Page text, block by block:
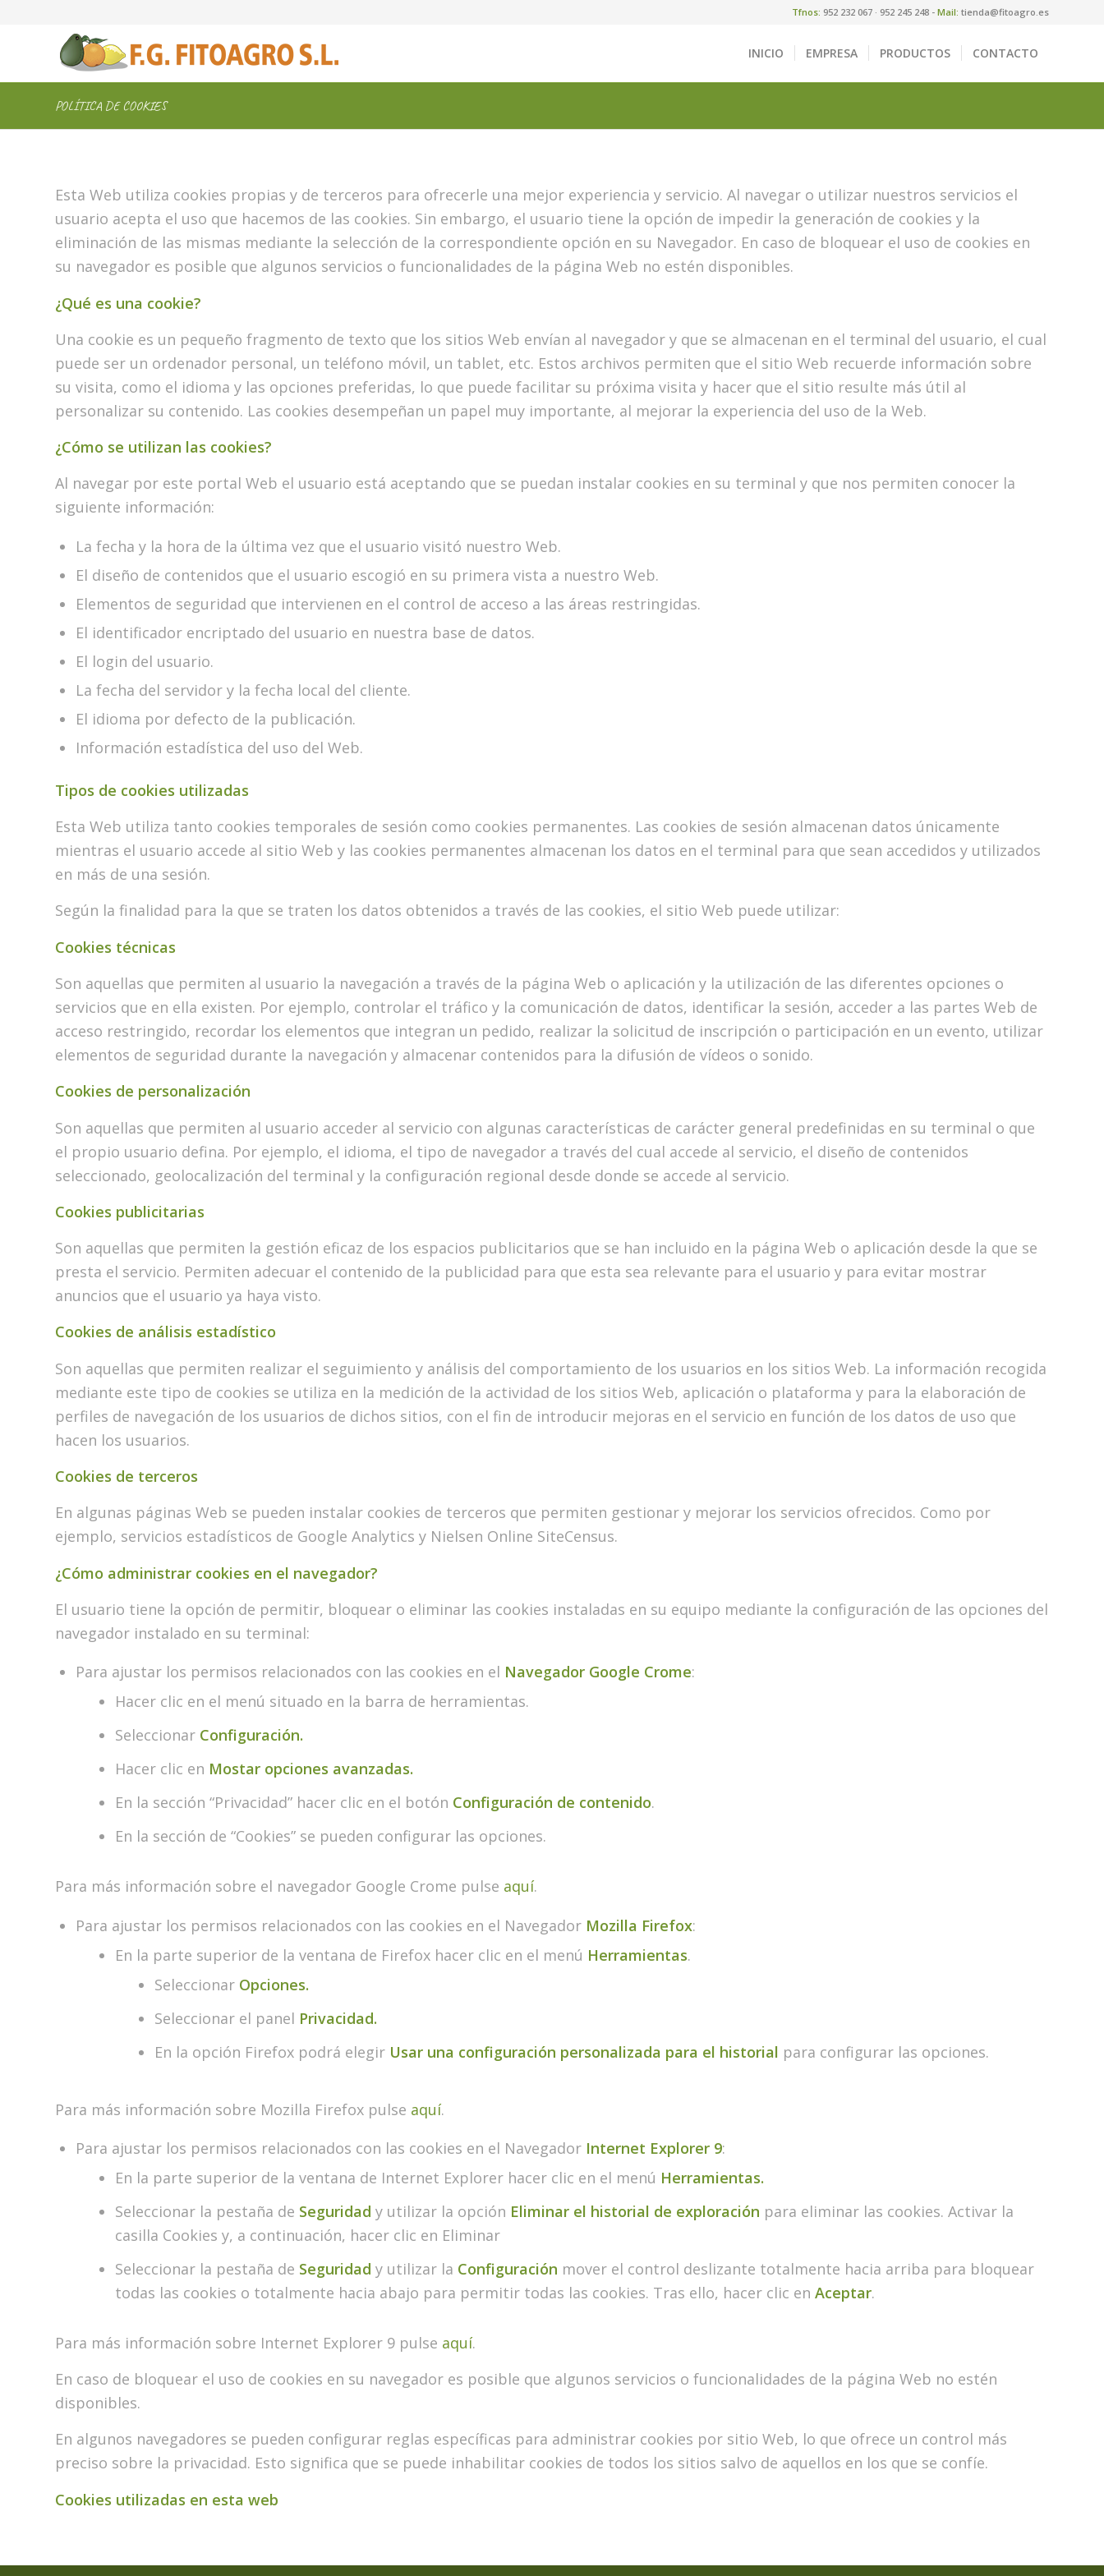
Tfnos: 952 232 067 · 952 245 248 - Mail: tienda@fitoagro.es
INICIO EMPRESA PRODUCTOS CONTACTO
POLÍTICA DE COOKIES
Esta Web utiliza cookies propias y de terceros para ofrecerle una mejor experiencia y servicio. Al navegar o utilizar nuestros servicios el
usuario acepta el uso que hacemos de las cookies. Sin embargo, el usuario tiene la opción de impedir la generación de cookies y la
eliminación de las mismas mediante la selección de la correspondiente opción en su Navegador. En caso de bloquear el uso de cookies en
su navegador es posible que algunos servicios o funcionalidades de la página Web no estén disponibles.
¿Qué es una cookie?
Una cookie es un pequeño fragmento de texto que los sitios Web envían al navegador y que se almacenan en el terminal del usuario, el cual
puede ser un ordenador personal, un teléfono móvil, un tablet, etc. Estos archivos permiten que el sitio Web recuerde información sobre
su visita, como el idioma y las opciones preferidas, lo que puede facilitar su próxima visita y hacer que el sitio resulte más útil al
personalizar su contenido. Las cookies desempeñan un papel muy importante, al mejorar la experiencia del uso de la Web.
¿Cómo se utilizan las cookies?
Al navegar por este portal Web el usuario está aceptando que se puedan instalar cookies en su terminal y que nos permiten conocer la
siguiente información:
La fecha y la hora de la última vez que el usuario visitó nuestro Web.
El diseño de contenidos que el usuario escogió en su primera vista a nuestro Web.
Elementos de seguridad que intervienen en el control de acceso a las áreas restringidas.
El identificador encriptado del usuario en nuestra base de datos.
El login del usuario.
La fecha del servidor y la fecha local del cliente.
El idioma por defecto de la publicación.
Información estadística del uso del Web.
Tipos de cookies utilizadas
Esta Web utiliza tanto cookies temporales de sesión como cookies permanentes. Las cookies de sesión almacenan datos únicamente
mientras el usuario accede al sitio Web y las cookies permanentes almacenan los datos en el terminal para que sean accedidos y utilizados
en más de una sesión.
Según la finalidad para la que se traten los datos obtenidos a través de las cookies, el sitio Web puede utilizar:
Cookies técnicas
Son aquellas que permiten al usuario la navegación a través de la página Web o aplicación y la utilización de las diferentes opciones o
servicios que en ella existen. Por ejemplo, controlar el tráfico y la comunicación de datos, identificar la sesión, acceder a las partes Web de
acceso restringido, recordar los elementos que integran un pedido, realizar la solicitud de inscripción o participación en un evento, utilizar
elementos de seguridad durante la navegación y almacenar contenidos para la difusión de vídeos o sonido.
Cookies de personalización
Son aquellas que permiten al usuario acceder al servicio con algunas características de carácter general predefinidas en su terminal o que
el propio usuario defina. Por ejemplo, el idioma, el tipo de navegador a través del cual accede al servicio, el diseño de contenidos
seleccionado, geolocalización del terminal y la configuración regional desde donde se accede al servicio.
Cookies publicitarias
Son aquellas que permiten la gestión eficaz de los espacios publicitarios que se han incluido en la página Web o aplicación desde la que se
presta el servicio. Permiten adecuar el contenido de la publicidad para que esta sea relevante para el usuario y para evitar mostrar
anuncios que el usuario ya haya visto.
Cookies de análisis estadístico
Son aquellas que permiten realizar el seguimiento y análisis del comportamiento de los usuarios en los sitios Web. La información recogida
mediante este tipo de cookies se utiliza en la medición de la actividad de los sitios Web, aplicación o plataforma y para la elaboración de
perfiles de navegación de los usuarios de dichos sitios, con el fin de introducir mejoras en el servicio en función de los datos de uso que
hacen los usuarios.
Cookies de terceros
En algunas páginas Web se pueden instalar cookies de terceros que permiten gestionar y mejorar los servicios ofrecidos. Como por
ejemplo, servicios estadísticos de Google Analytics y Nielsen Online SiteCensus.
¿Cómo administrar cookies en el navegador?
El usuario tiene la opción de permitir, bloquear o eliminar las cookies instaladas en su equipo mediante la configuración de las opciones del
navegador instalado en su terminal:
Para ajustar los permisos relacionados con las cookies en el Navegador Google Crome:
Hacer clic en el menú situado en la barra de herramientas.
Seleccionar Configuración.
Hacer clic en Mostar opciones avanzadas.
En la sección “Privacidad” hacer clic en el botón Configuración de contenido.
En la sección de “Cookies” se pueden configurar las opciones.
Para más información sobre el navegador Google Crome pulse aquí.
Para ajustar los permisos relacionados con las cookies en el Navegador Mozilla Firefox:
En la parte superior de la ventana de Firefox hacer clic en el menú Herramientas.
Seleccionar Opciones.
Seleccionar el panel Privacidad.
En la opción Firefox podrá elegir Usar una configuración personalizada para el historial para configurar las opciones.
Para más información sobre Mozilla Firefox pulse aquí.
Para ajustar los permisos relacionados con las cookies en el Navegador Internet Explorer 9:
En la parte superior de la ventana de Internet Explorer hacer clic en el menú Herramientas.
Seleccionar la pestaña de Seguridad y utilizar la opción Eliminar el historial de exploración para eliminar las cookies. Activar la
casilla Cookies y, a continuación, hacer clic en Eliminar
Seleccionar la pestaña de Seguridad y utilizar la Configuración mover el control deslizante totalmente hacia arriba para bloquear
todas las cookies o totalmente hacia abajo para permitir todas las cookies. Tras ello, hacer clic en Aceptar.
Para más información sobre Internet Explorer 9 pulse aquí.
En caso de bloquear el uso de cookies en su navegador es posible que algunos servicios o funcionalidades de la página Web no estén
disponibles.
En algunos navegadores se pueden configurar reglas específicas para administrar cookies por sitio Web, lo que ofrece un control más
preciso sobre la privacidad. Esto significa que se puede inhabilitar cookies de todos los sitios salvo de aquellos en los que se confíe.
Cookies utilizadas en esta web